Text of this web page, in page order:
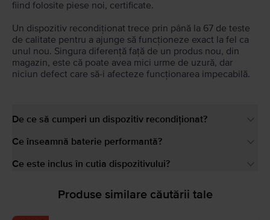
fiind folosite piese noi, certificate.
Un dispozitiv recondiționat trece prin până la 67 de teste
de calitate pentru a ajunge să funcționeze exact la fel ca
unul nou. Singura diferență față de un produs nou, din
magazin, este că poate avea mici urme de uzură, dar
niciun defect care să-i afecteze funcționarea impecabilă.
De ce să cumperi un dispozitiv recondiționat?
Ce înseamnă baterie performantă?
Ce este inclus în cutia dispozitivului?
Produse similare căutării tale